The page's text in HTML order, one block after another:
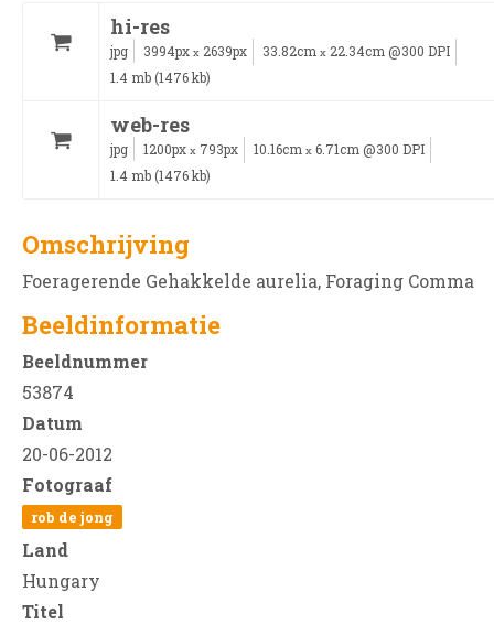
hi-res
jpg 3994px x 2639px 33.82cm x 22.34cm @300 DPI
1.4 mb (1476 kb)
web-res
jpg 1200px x 793px 10.16cm x 6.71cm @300 DPI
1.4 mb (1476 kb)
Omschrijving
Foeragerende Gehakkelde aurelia, Foraging Comma
Beeldinformatie
Beeldnummer
53874
Datum
20-06-2012
Fotograaf
rob de jong
Land
Hungary
Titel